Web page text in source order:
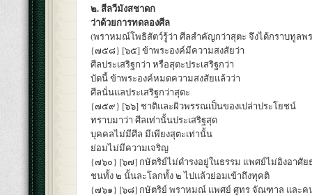
๒. สีลวีมังสชาดก
ว่าด้วยการทดลองศีล
(พราหมณ์โพธิสัตว์รู้ว่า ศีลสำคัญกว่าสุตะ จึงได้กราบทูลพ
{๗๕๘} [๖๕] ข้าพระองค์มีความสงสัยว่า
ศีลประเสริฐกว่า หรือสุตะประเสริฐกว่า
บัดนี้ ข้าพระองค์หมดความสงสัยแล้วว่า
ศีลนั่นแลประเสริฐกว่าสุตะ
{๗๕๙} [๖๖] ชาติและผิวพรรณเป็นของเปล่าประโยชน์
ทราบมาว่า ศีลเท่านั้นประเสริฐสุด
บุคคลไม่มีศีล มีเพียงสุตะเท่านั้น
ย่อมไม่มีความเจริญ
{๗๖๐} [๖๗] กษัตริย์ไม่ดำรงอยู่ในธรรม แพศย์ไม่อิงอาศัย
ชนทั้ง ๒ นั้นละโลกทั้ง ๒ ไปแล้วย่อมเข้าถึงทุคติ
{๗๖๑} [๖๘] กษัตริย์ พราหมณ์ แพศย์ ศูทร จัณฑาล และค